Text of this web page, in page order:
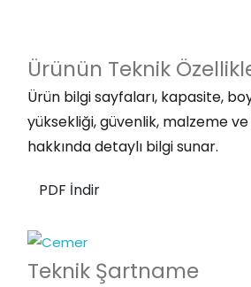
Ürünün Teknik
Ürün bilgi sayfaları, kapasite,
yüksekliği, güvenlik, malzeme
hakkında detaylı bilgi sunar.
PDF İndir
Teknik Şartname